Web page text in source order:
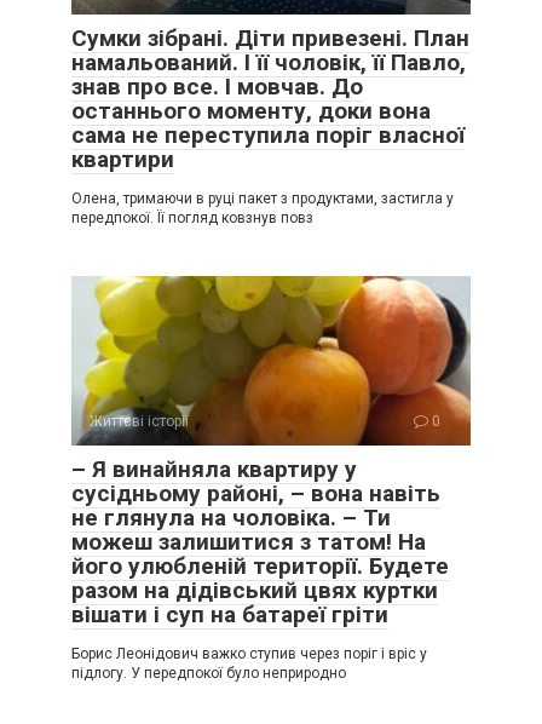
Сумки зібрані. Діти привезені. План
намальований. І її чоловік, її Павло,
знав про все. І мовчав. До
останнього моменту, доки вона
сама не переступила поріг власної
квартири
Олена, тримаючи в руці пакет з продуктами, застигла у
передпокої. Її погляд ковзнув повз
Життєві історії 0
– Я винайняла квартиру у
сусідньому районі, – вона навіть
не глянула на чоловіка. – Ти
можеш залишитися з татом! На
його улюбленій території. Будете
разом на дідівський цвях куртки
вішати і суп на батареї гріти
Борис Леонідович важко ступив через поріг і вріс у
підлогу. У передпокої було неприродно